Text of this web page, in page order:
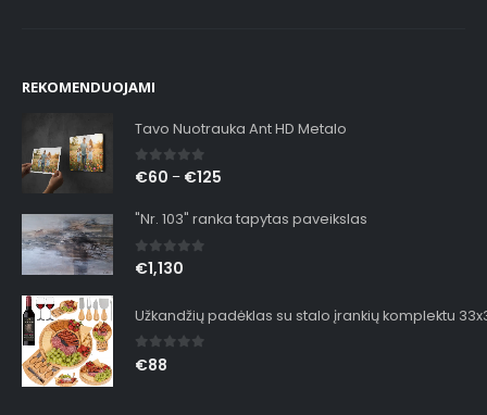
REKOMENDUOJAMI
Tavo Nuotrauka Ant HD Metalo
0out of 5
€60 – €125
"Nr. 103" ranka tapytas paveikslas
0out of 5
€1,130
Užkandžių padėklas su stalo įrankių komplektu
0out of 5
€88